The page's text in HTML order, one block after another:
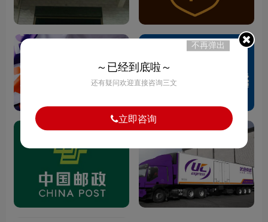
不再弹出
～已经到底啦～
还有疑问欢迎直接咨询三文
立即咨询